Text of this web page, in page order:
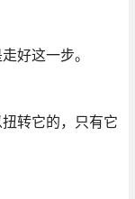
好这一步。
转它的，只有它